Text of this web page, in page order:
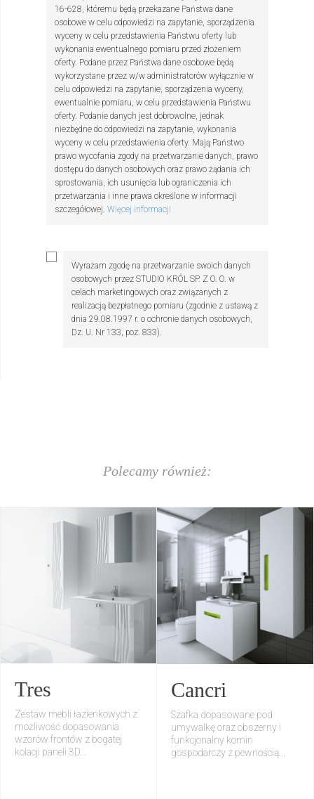
16-628, któremu będą przekazane Państwa dane
osobowe w celu odpowiedzi na zapytanie, sporządzenia
wyceny w celu przedstawienia Państwu oferty lub
wykonania ewentualnego pomiaru przed złożeniem
oferty. Podane przez Państwa dane osobowe będą
wykorzystane przez w/w administratorów wyłącznie w
celu odpowiedzi na zapytanie, sporządzenia wyceny,
ewentualnie pomiaru, w celu przedstawienia Państwu
oferty. Podanie danych jest dobrowolne, jednak
niezbędne do odpowiedzi na zapytanie, wykonania
wyceny w celu przedstawienia oferty. Mają Państwo
prawo wycofania zgody na przetwarzanie danych, prawo
dostępu do danych osobowych oraz prawo żądania ich
sprostowania, ich usunięcia lub ograniczenia ich
przetwarzania i inne prawa określone w informacji
szczegółowej. Więcej informacji
Wyrażam zgodę na przetwarzanie swoich danych
osobowych przez STUDIO KRÓL SP. Z O. O. w
celach marketingowych oraz związanych z
realizacją bezpłatnego pomiaru (zgodnie z ustawą z
dnia 29.08.1997 r. o ochronie danych osobowych,
Dz. U. Nr 133, poz. 833).
Polecamy również:
Tres
Zestaw mebli łazienkowych z
możliwość dopasowania
wzorów frontów z bogatej
kolacji paneli 3D...
Cancri
Szafka dopasowane pod
umywalkę oraz obszerny i
funkcjonalny komin
gospodarczy z pewnością...